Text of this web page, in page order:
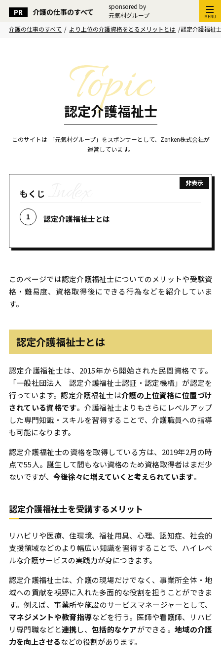
介護の仕事のすべて
sponsored by
元気村グループ
MENU
介護の仕事のすべて / より上位の介護資格をとるメリットとは /認定介護福祉
認定介護福祉士
このサイトは 「元気村グループ」をスポンサーとして、Zenken株式会社が
運営しています。
もくじ
認定介護福祉士とは
このページでは認定介護福祉士についてのメリットや受験資
格・難易度、資格取得後にできる行為などを紹介していま
す。
認定介護福祉士とは
認定介護福祉士は、2015年から開始された民間資格です。
「一般社団法人 認定介護福祉士認証・認定機構」が認定を
行っています。認定介護福祉士は介護の上位資格に位置づけ
されている資格です。介護福祉士よりもさらにレベルアップ
した専門知識・スキルを習得することで、介護職員への指導
も可能になります。
認定介護福祉士の資格を取得している方は、2019年2月の時
点で55人。誕生して間もない資格のため資格取得者はまだ少
ないですが、 今後徐々に増えていくと考えられています。
認定介護福祉士を受講するメリット
リハビリや医療、住環境、福祉用具、心理、認知症、社会的
支援領域などのより幅広い知識を習得することで、ハイレベ
ルな介護サービスの実践力が身につきます。
認定介護福祉士は、介護の現場だけでなく、事業所全体・地
域への貢献を視野に入れた多面的な役割を担うことができま
す。例えば、事業所や施設のサービスマネージャーとして、
マネジメントや教育指導などを行う。医師や看護師、リハビ
リ専門職などと連携し、 包括的なケアができる。地域の介護
力を向上させるなどの役割があります。